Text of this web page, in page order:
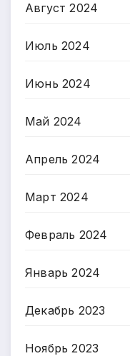
Август 2024
Июль 2024
Июнь 2024
Май 2024
Апрель 2024
Март 2024
Февраль 2024
Январь 2024
Декабрь 2023
Ноябрь 2023